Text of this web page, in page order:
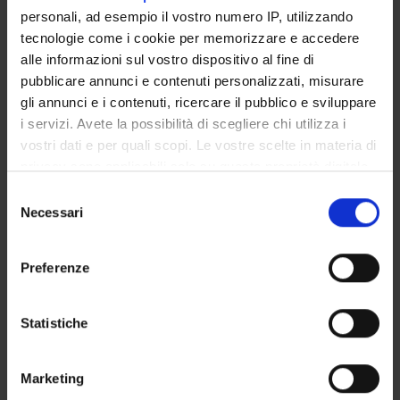
personali, ad esempio il vostro numero IP, utilizzando
tecnologie come i cookie per memorizzare e accedere
alle informazioni sul vostro dispositivo al fine di
pubblicare annunci e contenuti personalizzati, misurare
gli annunci e i contenuti, ricercare il pubblico e sviluppare
i servizi. Avete la possibilità di scegliere chi utilizza i
vostri dati e per quali scopi. Le vostre scelte in materia di
modificare o revocare il proprio consenso in qualsiasi
momento dalla Dichiarazione sui cookie o facendo clic
raccogliere informazioni sulla tua posizione
geografica, con un'approssimazione di qualche
Identificare il tuo dispositivo, scansionandolo
delNecessari
Preferenze
Statistiche
Marketing
COMMITTEES
DEPARTMENT ADMINISTRATION OFFICES
STUDENT ADMINISTRATION OFFICES
DEPARTMENT FACILITIES
CENTRI
RESEARCH LABORATORIES
Calendar